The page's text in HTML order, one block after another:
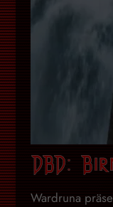
DBD:
Wardruna